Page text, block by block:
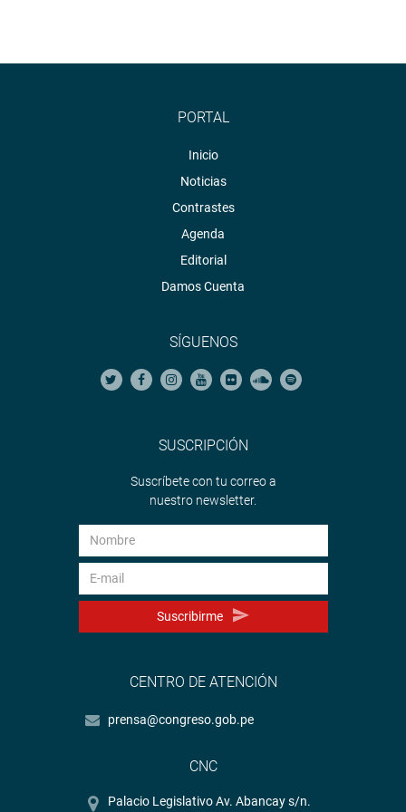
PORTAL
Inicio
Noticias
Contrastes
Agenda
Editorial
Damos Cuenta
SÍGUENOS
SUSCRIPCIÓN
Suscríbete con tu correo a
nuestro newsletter.
Suscribirme
CENTRO DE ATENCIÓN
prensa@congreso.gob.pe
CNC
Palacio Legislativo Av. Abancay s/n.